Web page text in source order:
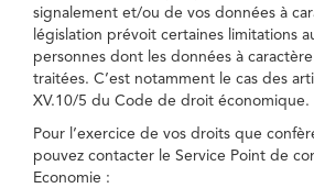
signalement et/ou de vos données à
législation prévoit certaines limitations
personnes dont les données à
traitées. C’est notamment le cas des
XV.10/5 du Code de droit économique.
Pour l’exercice de vos droits que
pouvez contacter le Service Point de
Economie :